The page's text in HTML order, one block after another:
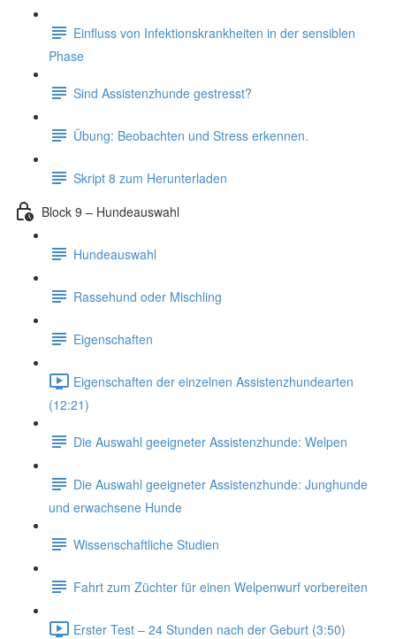
Einfluss von Infektionskrankheiten in der sensiblen
Phase
Sind Assistenzhunde gestresst?
Übung: Beobachten und Stress erkennen.
Skript 8 zum Herunterladen
Block 9 – Hundeauswahl
Hundeauswahl
Rassehund oder Mischling
Eigenschaften
Eigenschaften der einzelnen Assistenzhundearten
(12:21)
Die Auswahl geeigneter Assistenzhunde: Welpen
Die Auswahl geeigneter Assistenzhunde: Junghunde
und erwachsene Hunde
Wissenschaftliche Studien
Fahrt zum Züchter für einen Welpenwurf vorbereiten
Erster Test – 24 Stunden nach der Geburt (3:50)